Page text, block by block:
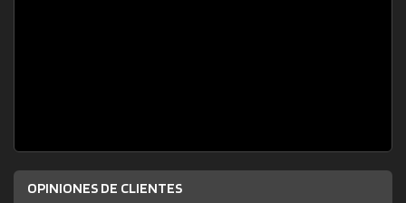
OPINIONES DE CLIENTES